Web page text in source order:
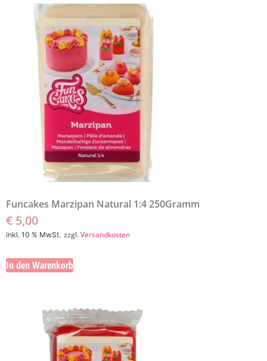
Funcakes Marzipan Natural 1:4 250Gramm
€ 5,00
inkl. 10 % MwSt. zzgl.Versandkosten
In den Warenkorb